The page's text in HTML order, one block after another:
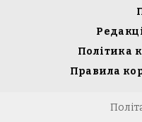
Політика
Правила